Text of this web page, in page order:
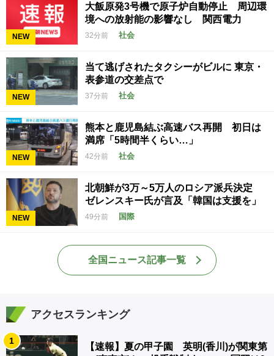
NEW
大飯原発3号機で原子炉自動停止 周辺環
境への放射能の影響なし 関西電力
32分前 社会
NEW
当て逃げされたタクシーがビルに 東京・
表参道の交差点で
37分前 社会
NEW
熊本と鹿児島結ぶ高速バス再開 初日は
満席「5時間半くらい…」
42分前 社会
NEW
北朝鮮が3万～5万人のロシア派兵決定
ゼレンスキー氏が言及「韓国は支援を」
49分前 国際
全国ニュース記事一覧
アクセスランキング
1
【速報】夏の甲子園 英明(香川)が関東第